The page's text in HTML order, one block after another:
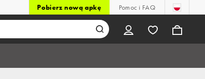
Pobierz nową apkę Pomoc i FAQ